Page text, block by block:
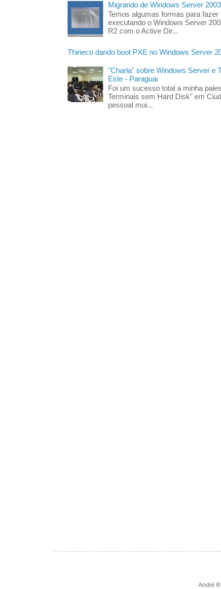
Migrando de Windows Server
Temos algumas formas para
executando o Windows Server
R2 com o Active Dir...
Thineco dando boot PXE no Windows Server
"Charla" sobre Windows Server e
Este - Paraguai
Foi um sucesso total a minha
Terminais sem Hard Disk" em
pessoal mui...
André